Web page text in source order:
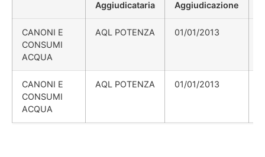
Aggiudicataria
Aggiudicazione
CANONI E
CONSUMI
ACQUA
AQL POTENZA 01/01/2013
CANONI E
CONSUMI
ACQUA
AQL POTENZA 01/01/2013